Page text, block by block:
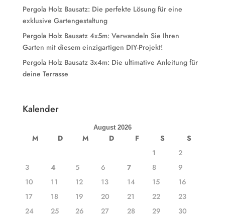
Pergola Holz Bausatz: Die perfekte Lösung für eine
exklusive Gartengestaltung
Pergola Holz Bausatz 4x5m: Verwandeln Sie Ihren
Garten mit diesem einzigartigen DIY-Projekt!
Pergola Holz Bausatz 3x4m: Die ultimative Anleitung für
deine Terrasse
Kalender
August 2026
M D M D F S
S
1
2
3
4 5 6 7 8
9
10
11 12 13 14 15
16
17
18 19 20 21 22
23
24
25 26 27 28 29
30